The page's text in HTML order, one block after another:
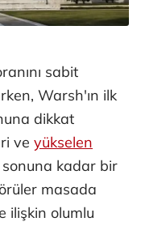
sabit
Warsh'ın ilk
dikkat
ve yükselen
sonuna kadar bir
masada
ilişkin olumlu